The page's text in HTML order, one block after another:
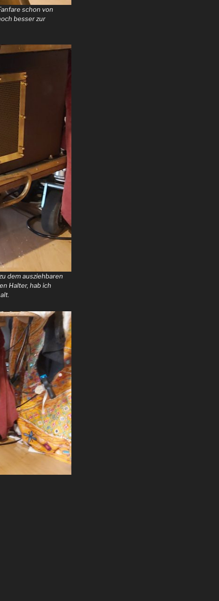
schon von
besser zur
dem ausziehbaren
Halter, hab ich